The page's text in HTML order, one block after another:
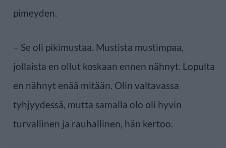
pimeyden.
– Se oli pikimustaa. Mustista mustimpaa,
jollaista en ollut koskaan ennen nähnyt. Lopulta
en nähnyt enää mitään. Olin valtavassa
tyhjyydessä, mutta samalla olo oli hyvin
turvallinen ja rauhallinen, hän kertoo.